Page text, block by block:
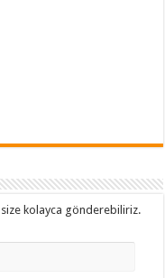
size kolayca gönderebiliriz.